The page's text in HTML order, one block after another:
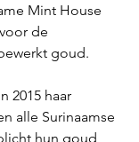
Mint House
de
goud.
2015 haar
alle Surinaamse
hun goud